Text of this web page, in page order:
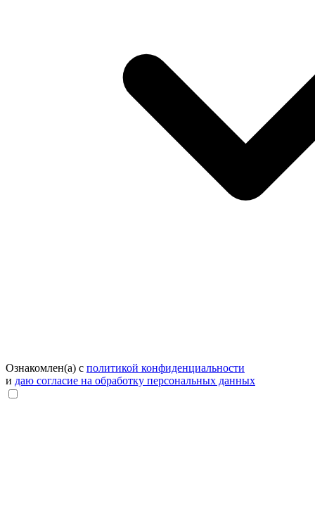
Ознакомлен(а) с политикой конфиденциальности
и даю согласие на обработку персональных данных